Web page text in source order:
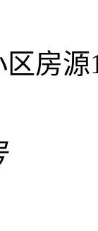
房